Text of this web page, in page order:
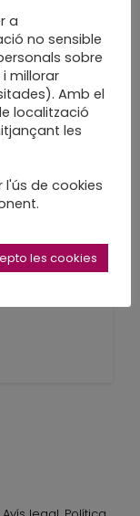
a
no sensible
sobre
millorar
Amb el
localització
les
de cookies
les cookies